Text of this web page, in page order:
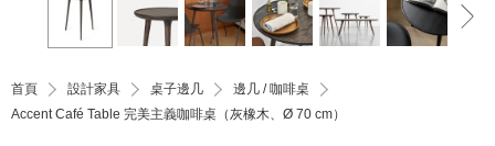
首頁 設計家具 桌子邊几
邊几 / 咖啡桌
Accent Café Table 完美主義咖啡桌（灰橡木、Ø 70 cm）